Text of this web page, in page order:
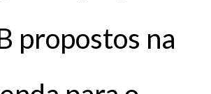
propostos na